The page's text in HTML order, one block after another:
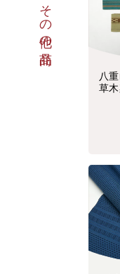
その他の商品
八
草